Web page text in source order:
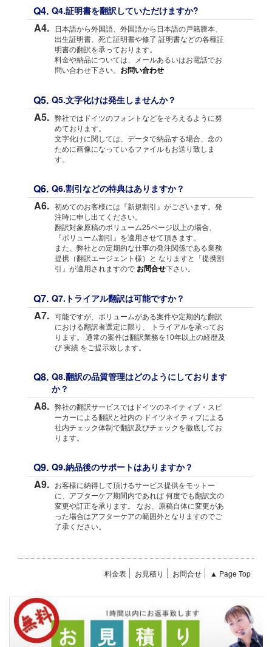
Q4. Q4.証明書を翻訳していただけますか?
A4.
日本語から外国語、外国語から日本語の戸籍謄本、
出生証明書、死亡証明書や修了 証明書などの各種証
明書の翻訳を承っております。
料金や納品については、メールあるいはお電話でお
問い合わせ下さい。 お問い合わせ
Q5. Q5.文字化けは発生しませんか？
A5. 弊社ではドイツのフォントなどをそろえるように努
めております。
文字化けに関しては、データで納品する場合、念の
ために画像になっているファイルもお送り致しま
す。
Q6. Q6.割引などの特典はありますか？
A6. 初めてのお客様には『新規割引』がございます。発
注時に申し出てください。
翻訳対象原稿のボリューム25ページ以上の場合、
『ボリューム割引』を適用させて頂きます。
また、弊社との定期的な仕事の発注関係である業務
提携（翻訳エージェント様）と なりますと「提携割
引」が適用されますので お問合せ下さい。
Q7. Q7.トライアル翻訳は可能ですか？
A7. 可能ですが、ボリュームがある案件や定期的な翻訳
における翻訳者選定に限り、 トライアルを承ってお
ります。 通常の案件は翻訳業務を10年以上の経歴及
び 実績 をご提示致します。
Q8. Q8.翻訳の品質管理はどのようにしております
か？
A8. 弊社の翻訳サービスではドイツのネイティブ・スピ
ーカーによる翻訳と社内の ドイツネイティブによる
社内チェック体制で翻訳及びチェックを徹底してお
ります。
Q9. Q9.納品後のサポートはありますか？
A9. お客様に納得して頂けるサービス提供をモットー
に、アフターケア期間内であれば 何度でも翻訳文の
変更や訂正を承ります。 なお、原稿自体に変更があ
った場合はアフターケアの範囲外となりますのでご
了承ください。
料金表 お見積り お問合せ ▲ Page Top